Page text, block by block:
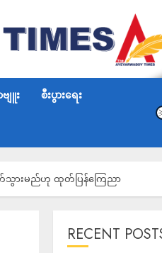
ျူး စီးပွားရေး
က်သွားမည်ဟု ထုတ်ပြန်ကြေညာ
RECENT